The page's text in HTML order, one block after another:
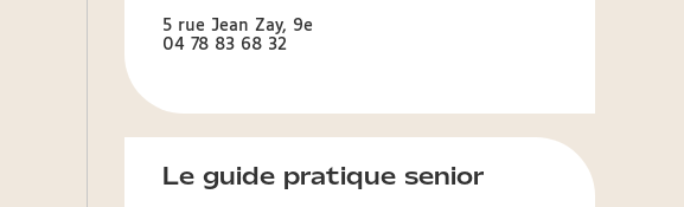
5 rue Jean Zay, 9e
04 78 83 68 32
Le guide pratique senior